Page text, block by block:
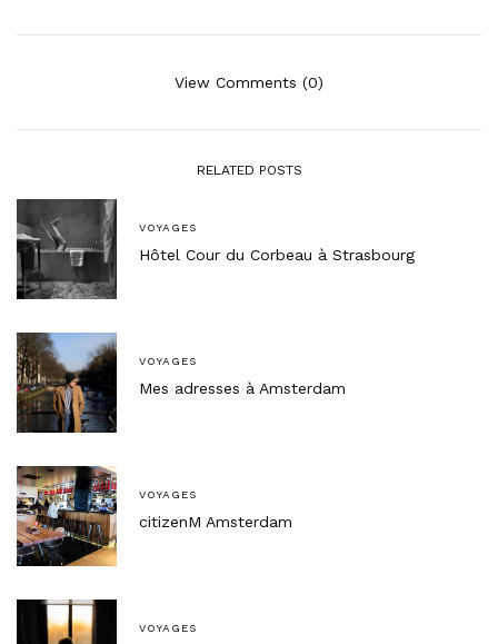
View Comments (0)
RELATED POSTS
VOYAGES
Hôtel Cour du Corbeau à Strasbourg
VOYAGES
Mes adresses à Amsterdam
VOYAGES
citizenM Amsterdam
VOYAGES